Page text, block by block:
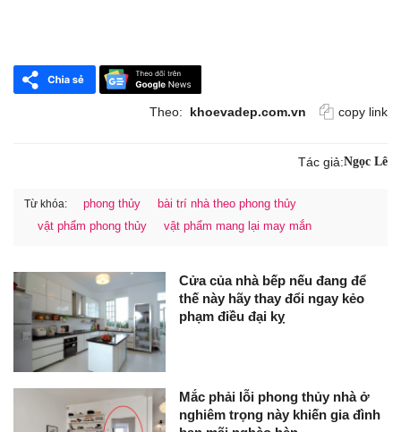
Theo: khoevadep.com.vn copy link
Tác giả:Ngọc Lê
Từ khóa: phong thủy
bài trí nhà theo phong thủy
vật phẩm phong thủy
vật phẩm mang lại may mắn
Cửa của nhà bếp nếu đang để
thế này hãy thay đổi ngay kẻo
phạm điều đại kỵ
Mắc phải lỗi phong thủy nhà ở
nghiêm trọng này khiến gia đình